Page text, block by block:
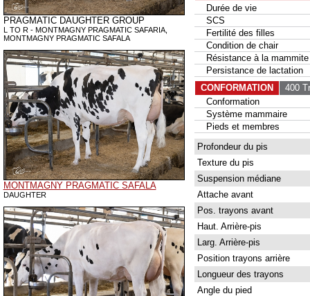
PRAGMATIC DAUGHTER GROUP
L TO R - MONTMAGNY PRAGMATIC SAFARIA,
MONTMAGNY PRAGMATIC SAFALA
MONTMAGNY PRAGMATIC SAFALA
DAUGHTER
Durée de vie
SCS
Fertilité des filles
Condition de chair
Résistance à la mammite
Persistance de lactation
CONFORMATION
400
Conformation
Système mammaire
Pieds et membres
Profondeur du pis
Texture du pis
Suspension médiane
Attache avant
Pos. trayons avant
Haut. Arrière-pis
Larg. Arrière-pis
Position trayons arrière
Longueur des trayons
Angle du pied